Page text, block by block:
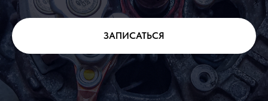
ЗАПИСАТЬСЯ